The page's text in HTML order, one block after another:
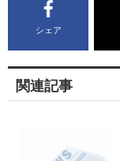
シェア
関連記事